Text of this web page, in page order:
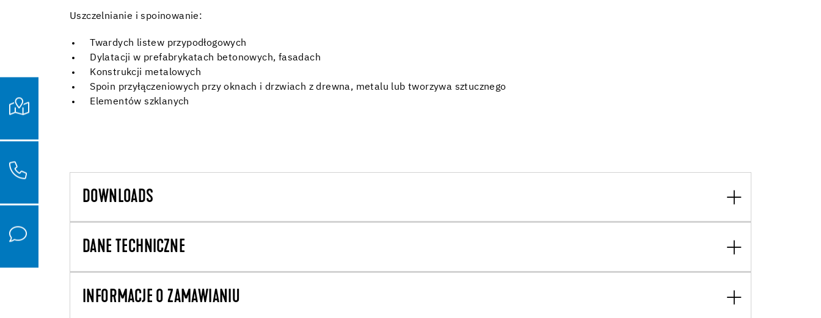
Uszczelnianie i spoinowanie:
Twardych listew przypodłogowych
Dylatacji w prefabrykatach betonowych, fasadach
Konstrukcji metalowych
Spoin przyłączeniowych przy oknach i drzwiach z drewna, metalu lub tworzywa sztucznego
Elementów szklanych
DOWNLOADS
DANE TECHNICZNE
INFORMACJE O ZAMAWIANIU